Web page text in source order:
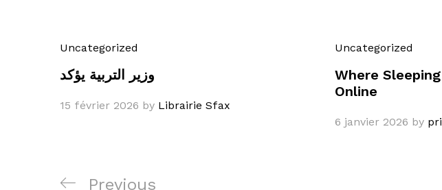
Uncategorized
وزير التربية يؤكد
15 février 2026 by Librairie Sfax
Uncategorized
Where
Online
6 janvier 2026 by
Navigation
Previous
Previous